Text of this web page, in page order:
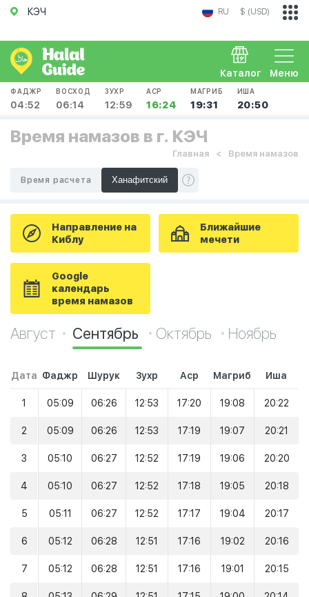
КЭЧ RU $ (USD)
Меню
Каталог
ФАДЖР
04:52
ВОСХОД
06:14
ЗУХР
12:59
АСР
16:24
МАГРИБ
19:31
ИША
20:50
Время намазов в г. КЭЧ
Главная Время намазов
Время расчета
Направление на
Киблу
Ближайшие
мечети
Google
календарь
время намазов
Август Сентябрь Октябрь Ноябрь
Дата Фаджр Шурук Зухр Аср Магриб Иша
1 05:09 06:26 12:53 17:20 19:08 20:22
2 05:09 06:26 12:53 17:19 19:07 20:21
3 05:10 06:27 12:52 17:19 19:06 20:20
4 05:10 06:27 12:52 17:18 19:05 20:18
5 05:11 06:27 12:52 17:17 19:04 20:17
6 05:12 06:28 12:51 17:16 19:02 20:16
7 05:12 06:28 12:51 17:16 19:01 20:15